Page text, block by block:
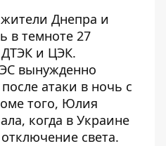
Днепра и
в темноте 27
ДТЭК и ЦЭК.
вынужденно
после атаки в ночь с
того, Юлия
когда в Украине
света.